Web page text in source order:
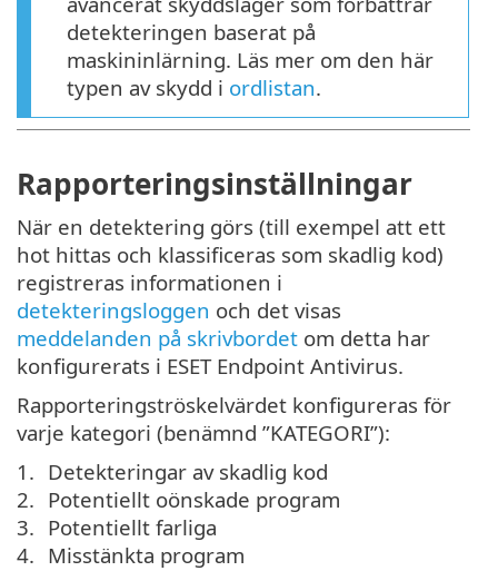
detekteringen baserat på
maskininlärning. Läs mer om den här
typen av skydd i ordlistan.
Rapporteringsinställningar
När en detektering görs (till exempel att ett
hot hittas och klassificeras som skadlig kod)
registreras informationen i
detekteringsloggen och det visas
meddelanden på skrivbordet om detta har
konfigurerats i ESET Endpoint Antivirus.
Rapporteringströskelvärdet konfigureras för
varje kategori (benämnd ”KATEGORI”):
Detekteringar av skadlig kod
Potentiellt oönskade program
Potentiellt farliga
Misstänkta program